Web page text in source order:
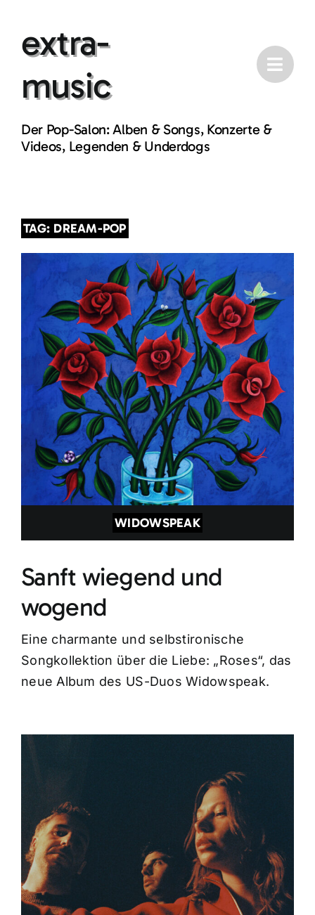
contentextra-
music
Der Pop-Salon: Alben & Songs, Konzerte &
Videos, Legenden & Underdogs
TAG: DREAM-POP
WIDOWSPEAK
Sanft wiegend und
wogend
Eine charmante und selbstironische
Songkollektion über die Liebe: „Roses“, das
neue Album des US-Duos Widowspeak.